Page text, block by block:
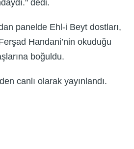
dedi.
panelde Ehl-i Beyt dostları,
Handani’nin okuduğu
boğuldu.
canlı olarak yayınlandı.